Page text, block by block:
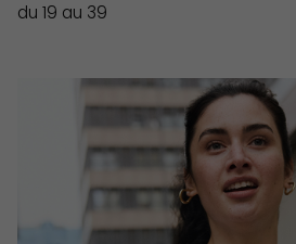
du 19 au 39